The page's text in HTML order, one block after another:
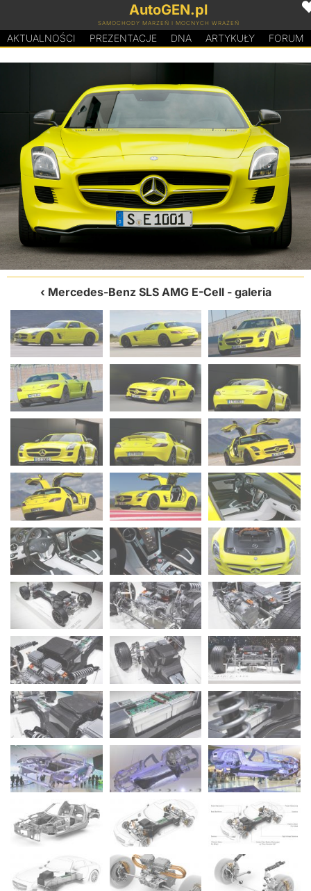
AutoGEN.pl
SAMOCHODY MARZEŃ I MOCNYCH WRAŻEŃ
AKTUALNOŚCI PREZENTACJE DNA ARTYKUŁY FORUM
Mercedes-Benz SLS AMG E-Cell- galeria